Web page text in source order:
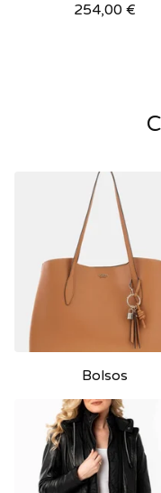
254,00 €
Bolsos